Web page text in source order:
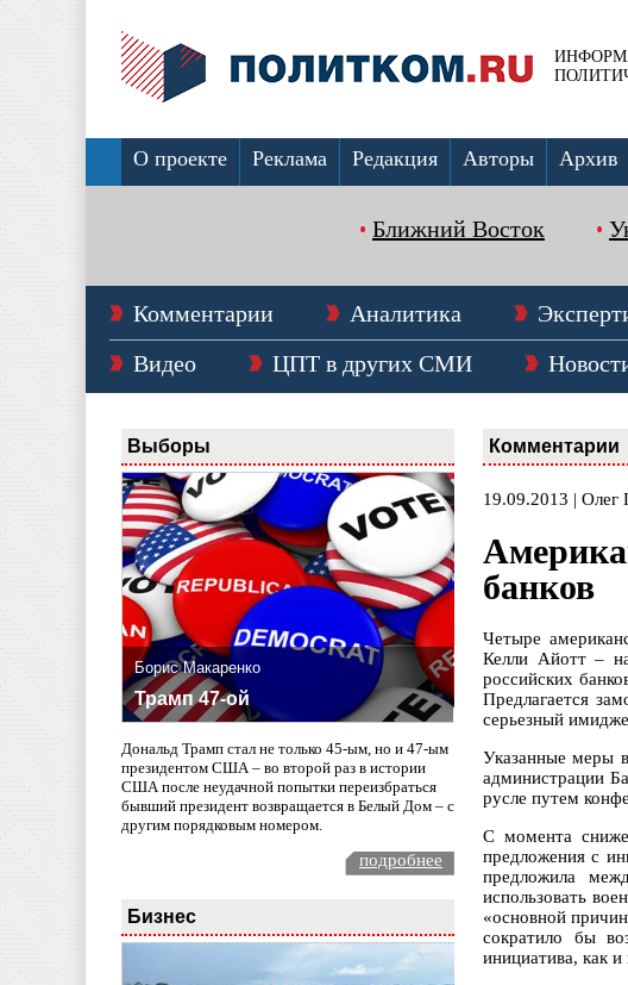
О проекте Реклама Редакция Авторы Архив
Ближний Восток
Комментарии Аналитика
Видео
ЦПТ в других СМИ
Выборы
Борис Макаренко
Трамп 47-ой
Дональд Трамп стал не только 45-ым, но и 47-ым
президентом США – во второй раз в истории
США после неудачной попытки переизбраться
бывший президент возвращается в Белый Дом – с
другим порядковым номером.
подробнее
Бизнес
Комментарии
19.09.2013 | Олег
банков
Четыре
Келли Айотт –
российских
Предлагается
серьезный
Указанные меры
администрации
русле путем
С момента
предложения с
предложила
использовать
«основной
сократило бы
инициатива, как